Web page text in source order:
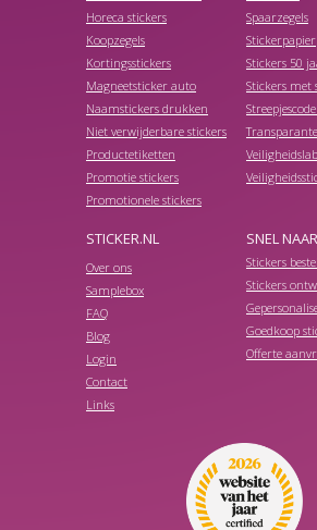
Horeca stickers
Koopzegels
Kortingsstickers
Magneetsticker auto
Naamstickers drukken
Niet verwijderbare stickers
Productetiketten
Promotie stickers
Promotionele stickers
Spaarzegels
Stickerpapier
Stickers 50
Stickers met
STICKER.NL
Over ons
Samplebox
FAQ
Blog
Login
Contact
Links
SNEL NAAR
Stickers
Stickers
Goedkoop
Offerte